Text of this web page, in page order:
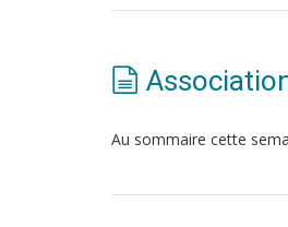
Au sommaire cette